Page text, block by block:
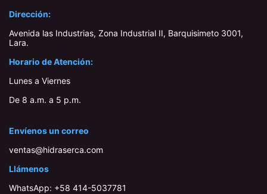
Dirección:
Avenida las Industrias, Zona Industrial II, Barquisimeto 3001,
Lara​.
Horario de Atención:
Lunes a Viernes
De 8 a.m. a 5 p.m.
Envíenos un correo
ventas@hidraserca.com
Llámenos
WhatsApp: +58 414-503778​1